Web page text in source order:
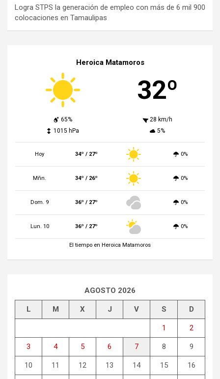
Logra STPS la generación de empleo con más de 6 mil 900
colocaciones en Tamaulipas
Heroica Matamoros
32º
65%
28 km/h
1015 hPa
5%
Hoy 34º / 27º 0%
Mñn. 34º / 26º 0%
Dom. 9 36º / 27º 0%
Lun. 10 36º / 27º 0%
El tiempo en Heroica Matamoros
AGOSTO 2026
L M X J V S D
1 2
3 4 5 6 7 8 9
10 11 12 13 14 15 16